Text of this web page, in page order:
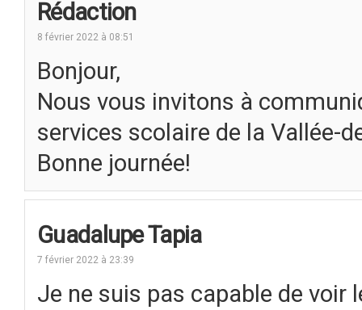
Rédaction
8 février 2022 à 08:51
Bonjour,
Nous vous invitons à
services scolaire de la Vallée-
Bonne journée!
Guadalupe Tapia
7 février 2022 à 23:39
Je ne suis pas capable de voir